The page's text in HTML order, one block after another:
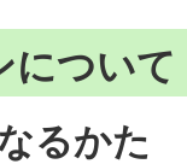
について
るかた